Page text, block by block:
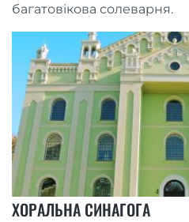
багатовікова солеварня.
ХОРАЛЬНА СИНАГОГА